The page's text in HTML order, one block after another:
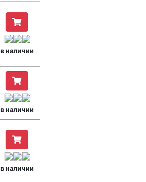
в наличии
в наличии
в наличии